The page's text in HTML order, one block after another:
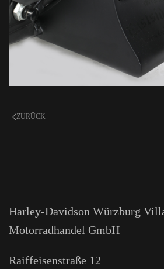
ZURÜCK
Harley-Davidson Würzburg
Motorradhandel GmbH
Raiffeisenstraße 12